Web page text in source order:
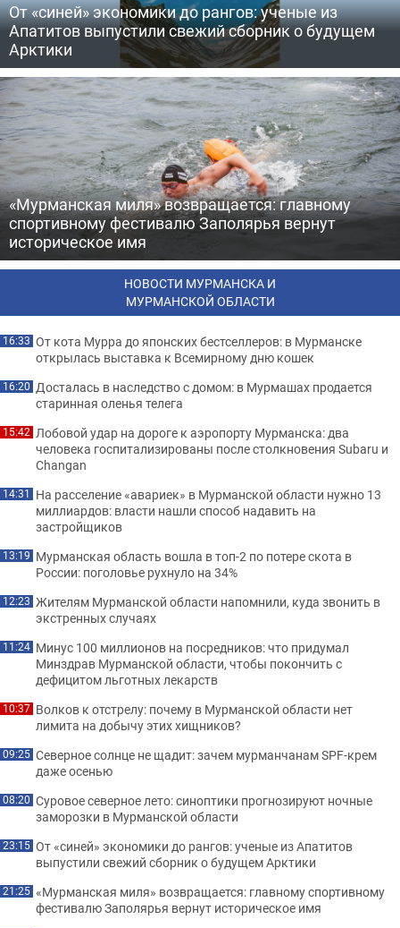
От «синей» экономики до рангов: ученые из
Апатитов выпустили свежий сборник о будущем
Арктики
«Мурманская миля» возвращается: главному
спортивному фестивалю Заполярья вернут
историческое имя
НОВОСТИ МУРМАНСКА И
МУРМАНСКОЙ ОБЛАСТИ
16:33 От кота Мурра до японских бестселлеров: в Мурманске
открылась выставка к Всемирному дню кошек
16:20 Досталась в наследство с домом: в Мурмашах продается
старинная оленья телега
15:42 Лобовой удар на дороге к аэропорту Мурманска: два
человека госпитализированы после столкновения Subaru и
Changan
14:31 На расселение «авариек» в Мурманской области нужно 13
миллиардов: власти нашли способ надавить на
застройщиков
13:19 Мурманская область вошла в топ-2 по потере скота в
России: поголовье рухнуло на 34%
12:23 Жителям Мурманской области напомнили, куда звонить в
экстренных случаях
11:24 Минус 100 миллионов на посредников: что придумал
Минздрав Мурманской области, чтобы покончить с
дефицитом льготных лекарств
10:37 Волков к отстрелу: почему в Мурманской области нет
лимита на добычу этих хищников?
09:25 Северное солнце не щадит: зачем мурманчанам SPF-крем
даже осенью
08:20 Суровое северное лето: синоптики прогнозируют ночные
заморозки в Мурманской области
23:15 От «синей» экономики до рангов: ученые из Апатитов
выпустили свежий сборник о будущем Арктики
21:25 «Мурманская миля» возвращается: главному спортивному
фестивалю Заполярья вернут историческое имя